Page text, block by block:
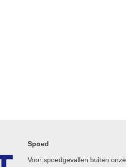
Spoed
Voor spoedgevallen buiten onze